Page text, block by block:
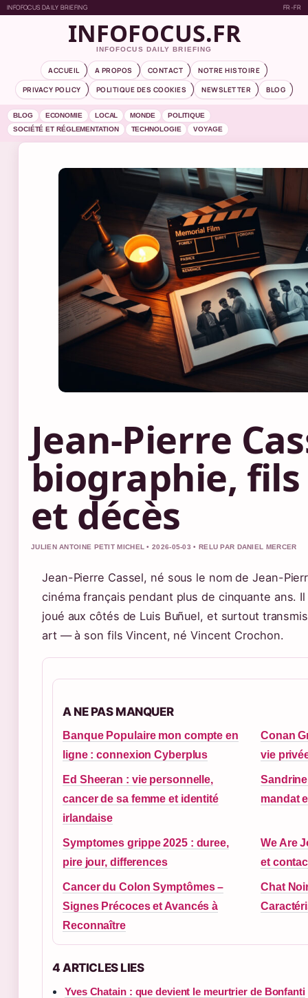
INFOFOCUS DAILY BRIEFING FR-FR
INFOFOCUS.FR
INFOFOCUS DAILY BRIEFING
ACCUEIL A PROPOS CONTACT
NOTRE HISTOIRE
PRIVACY POLICY
POLITIQUE DES COOKIES NEWSLETTER BLOG
BLOG ECONOMIE LOCAL MONDE
POLITIQUE
SOCIÉTÉ ET RÉGLEMENTATION
TECHNOLOGIE VOYAGE
Jean-Pierre
biographie,
et décès
JULIEN ANTOINE PETIT MICHEL • 2026-05-03 • RELU PAR DANIEL MERCER
Jean-Pierre Cassel, né sous le nom de Jean-
cinéma français pendant plus de cinquante ans.
joué aux côtés de Luis Buñuel, et surtout
art — à son fils Vincent, né Vincent Crochon.
A NE PAS MANQUER
Banque Populaire mon compte en
ligne : connexion Cyberplus
Conan
vie
Ed Sheeran : vie personnelle,
cancer de sa femme et identité
irlandaise
mandat
Symptomes grippe 2025 : duree,
pire jour, differences
We Are
et
Cancer du Colon Symptômes –
Signes Précoces et Avancés à
Reconnaître
Chat
4 ARTICLES LIES
Yves Chatain : que devient le meurtrier de Bonfanti